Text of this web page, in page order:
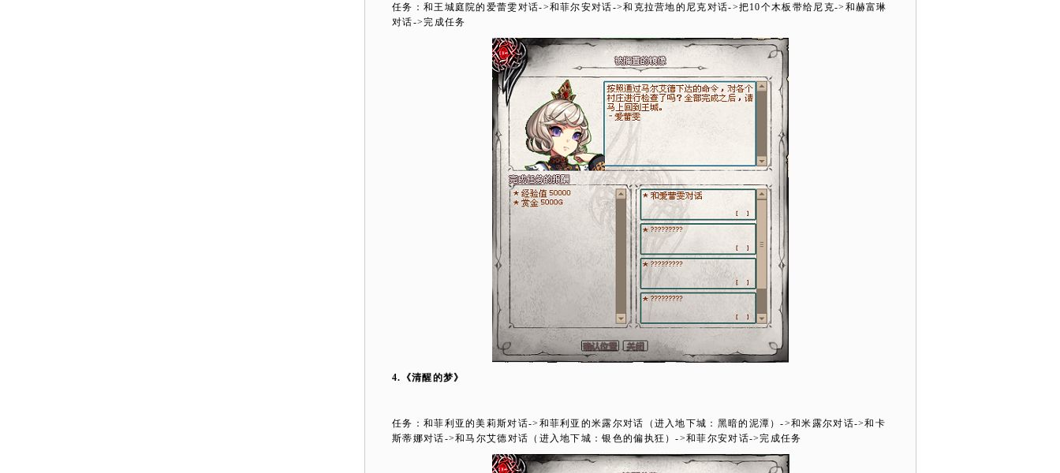
任务：和王城庭院的爱蕾雯对话->和菲尔安对话->和克拉营地的尼克对话->把10个木板带给尼克-> 和赫富琳
对话->完成任务
4. 《清醒的梦》
任务：和菲利亚的美莉斯对话-> 和菲利亚的米露尔对话（进入地下城：黑暗的泥潭）->和米露尔对话->和卡
斯蒂娜对话->和马尔艾德对话（进入地下城：银色的偏执狂）->和菲尔安对话->完成任务